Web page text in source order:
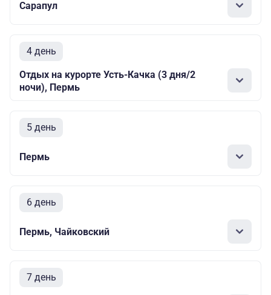
Сарапул
4 день
Отдых на курорте Усть-Качка (3 дня/2
ночи), Пермь
5 день
Пермь
6 день
Пермь, Чайковский
7 день